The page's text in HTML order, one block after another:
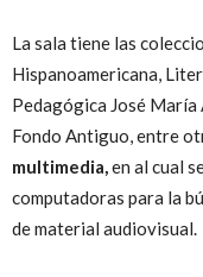
La sala tiene las
Hispanoamericana,
Pedagógica José María
Fondo Antiguo, entre
multimedia, en al cual
computadoras para la
de material audiovisual.